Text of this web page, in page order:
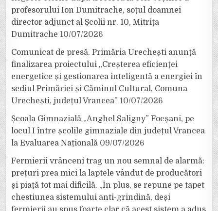
profesorului Ion Dumitrache, soțul doamnei
director adjunct al Școlii nr. 10, Mitrița
Dumitrache 10/07/2026
Comunicat de presă. Primăria Urechești anunță
finalizarea proiectului „Creșterea eficienței
energetice și gestionarea inteligentă a energiei în
sediul Primăriei și Căminul Cultural, Comuna
Urechești, județul Vrancea” 10/07/2026
Școala Gimnazială „Anghel Saligny” Focșani, pe
locul I între școlile gimnaziale din județul Vrancea
la Evaluarea Națională 09/07/2026
Fermierii vrânceni trag un nou semnal de alarmă:
prețuri prea mici la laptele vândut de producători
și piață tot mai dificilă. „În plus, se repune pe tapet
chestiunea sistemului anti-grindină, deși